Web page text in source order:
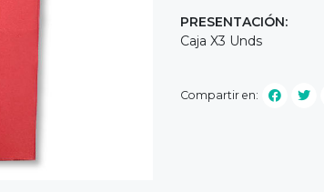
PRESENTACIÓN:
Caja X3 Unds
Compartir en: